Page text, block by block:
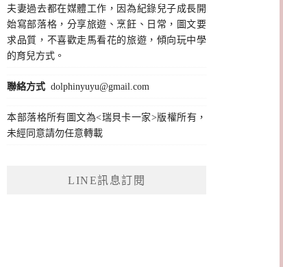
夫妻過去都在媒體工作，因為紀錄兒子成長開
始寫部落格，分享旅遊、烹飪、日常，圖文要
求品質，不喜歡走馬看花的旅遊，傾向玩中學
的育兒方式。
聯絡方式 dolphinyuyu@gmail.com
本部落格所有圖文為<瑞貝卡一家>版權所有，
未經同意請勿任意轉載
LINE訊息訂閱